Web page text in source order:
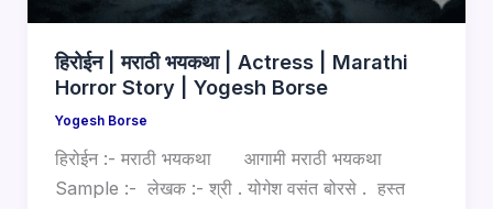
हिरोईन | मराठी भयकथा | Actress | Marathi
Horror Story | Yogesh Borse
Yogesh Borse
हिरोईन :- मराठी भयकथा आगामी मराठी भयकथा
Sample :- लेखक :- श्री . योगेश वसंत बोरसे . हस्त